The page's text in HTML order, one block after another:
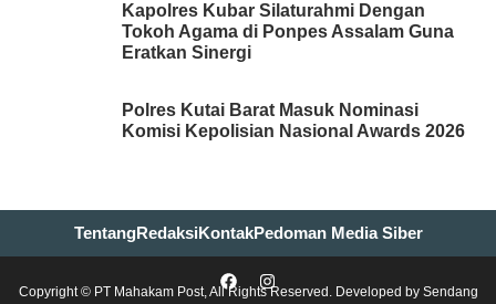
Kapolres Kubar Silaturahmi Dengan
Tokoh Agama di Ponpes Assalam Guna
Eratkan Sinergi
Polres Kutai Barat Masuk Nominasi
Komisi Kepolisian Nasional Awards 2026
TentangRedaksiKontakPedoman Media Siber
Copyright © PT Mahakam Post, All Rights Reserved. Developed by Sendang